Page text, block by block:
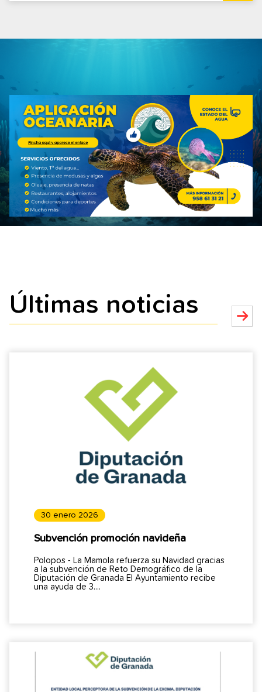
Últimas noticias
30 enero 2026
Subvención promoción navideña
Polopos - La Mamola refuerza su Navidad gracias
a la subvención de Reto Demográfico de la
Diputación de Granada El Ayuntamiento recibe
una ayuda de 3....